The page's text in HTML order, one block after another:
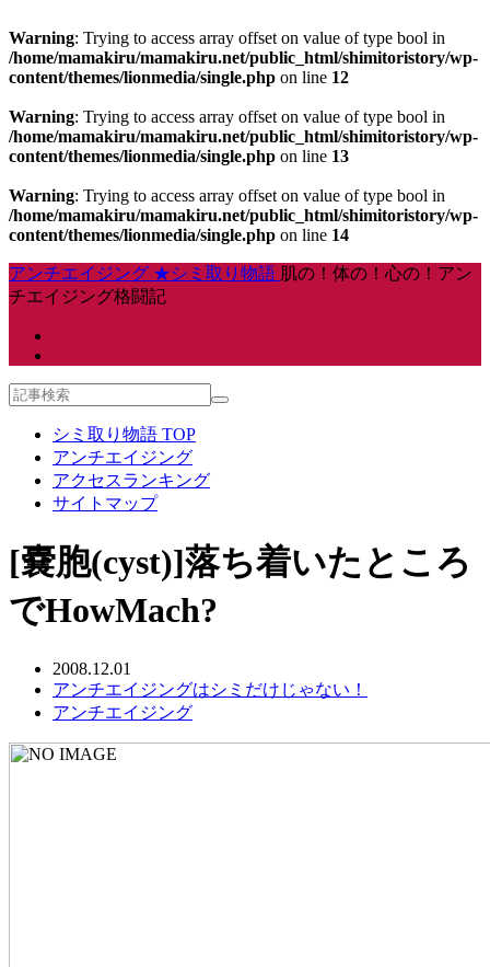
Warning: Trying to access array offset on value of type bool in
/home/mamakiru/mamakiru.net/public_html/shimitoristory/wp-
content/themes/lionmedia/single.php on line 12
Warning: Trying to access array offset on value of type bool in
/home/mamakiru/mamakiru.net/public_html/shimitoristory/wp-
content/themes/lionmedia/single.php on line 13
Warning: Trying to access array offset on value of type bool in
/home/mamakiru/mamakiru.net/public_html/shimitoristory/wp-
content/themes/lionmedia/single.php on line 14
アンチエイジング ★シミ取り物語 肌の！体の！心の！アン
チエイジング格闘記
シミ取り物語 TOP
アンチエイジング
アクセスランキング
サイトマップ
[嚢胞(cyst)]落ち着いたところ
でHowMach?
2008.12.01
アンチエイジングはシミだけじゃない！
アンチエイジング